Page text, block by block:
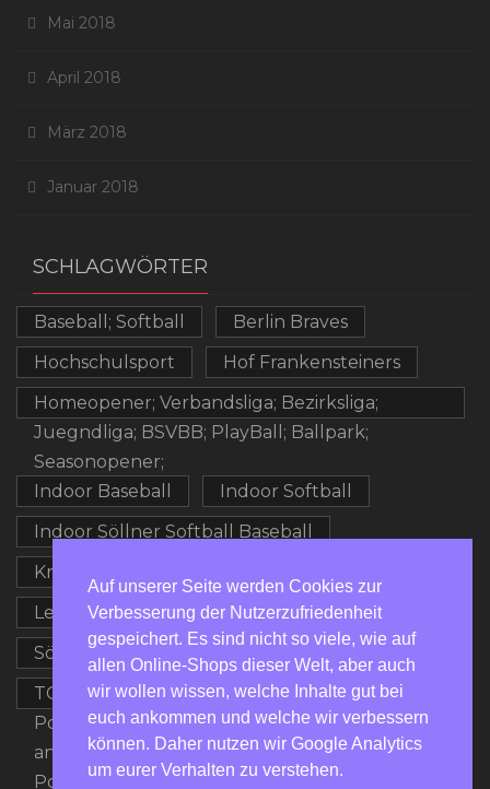
Mai 2018
April 2018
März 2018
Januar 2018
SCHLAGWÖRTER
Baseball; Softball
Berlin Braves
Hochschulsport
Hof Frankensteiners
Homeopener; Verbandsliga; Bezirksliga;
Juegndliga; BSVBB; PlayBall; Ballpark;
Seasonopener;
Indoor Baseball
Indoor Softball
Indoor Söllner Softball Baseball
Kronach Royals
Leipzig Wallbreakers
Softball
Söllnercup
TOP100; Baseball Deutschland; Baseball
Potsdam; Potsdam Porcupines; 20th
anniversary; Softball Deutschland; Softball
Potsdam; GoPorcupines; Stats; Offseason;
Auf unserer Seite werden Cookies zur
Verbesserung der Nutzerzufriedenheit
gespeichert. Es sind nicht so viele, wie auf
allen Online-Shops dieser Welt, aber auch
wir wollen wissen, welche Inhalte gut bei
euch ankommen und welche wir verbessern
können. Daher nutzen wir Google Analytics
um eurer Verhalten zu verstehen.